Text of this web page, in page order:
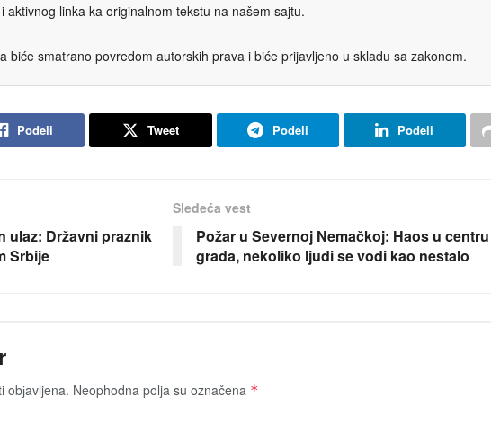
aktivnog linka ka originalnom tekstu na našem sajtu.
biće smatrano povredom autorskih prava i biće prijavljeno u skladu sa zakonom.
Podeli Tweet Podeli Podeli
ulaz: Državni praznik
Srbije
Sledeća vest
Požar u Severnoj Nemačkoj: Haos u centru
grada, nekoliko ljudi se vodi kao nestalo
obјavljena. Neophodna polja su označena *